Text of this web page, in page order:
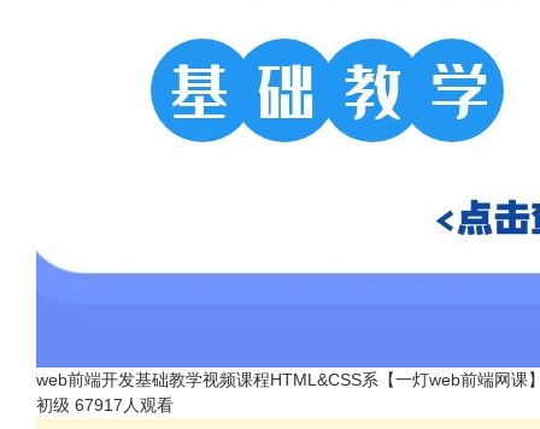
web前端开发基础教学视频课程HTML&CSS系【一灯web前端网课
初级 67917人观看